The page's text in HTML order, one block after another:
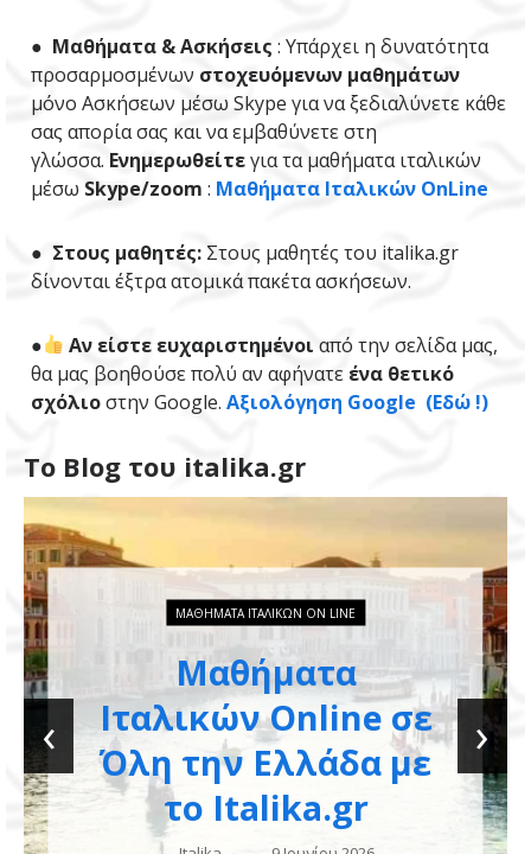
● Μαθήματα & Ασκήσεις : Υπάρχει η δυνατότητα
προσαρμοσμένων στοχευόμενων μαθημάτων
μόνο Ασκήσεων μέσω Skype για να ξεδιαλύνετε κάθε
σας απορία σας και να εμβαθύνετε στη
γλώσσα. Ενημερωθείτεγια τα μαθήματα ιταλικών
μέσω Skype/zoom : Μαθήματα Ιταλικών OnLine
● Στους μαθητές: Στους μαθητές του italika.gr
δίνονται έξτρα ατομικά πακέτα ασκήσεων.
● Αν είστε ευχαριστημένοι από την σελίδα μας,
θα μας βοηθούσε πολύ αν αφήνατεένα θετικό
σχόλιοστην Google. Αξιολόγηση Google (Εδώ !)
Το Blog του italika.gr
Κλικ στο italika.gr!
Διαδικτυακά
Μαθήματα
Ιταλικών για
Ενήλικες!
‹ ›